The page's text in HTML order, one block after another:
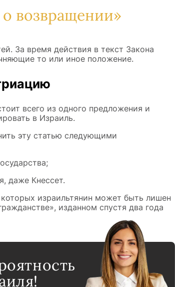
возвращении»
За время действия в текст Закона
то или иное положение.
всего из одного предложения и
в Израиль.
эту статью следующими
даже Кнессет.
израильтянин может быть лишен
изданном спустя два года